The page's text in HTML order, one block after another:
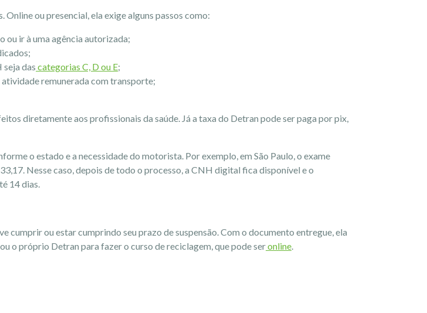
ou presencial, ela exige alguns passos como:
ou ir à uma agência autorizada;
das categorias C, D ou E;
remunerada com transporte;
diretamente aos profissionais da saúde. Já a taxa do Detran pode ser paga por pix,
o estado e a necessidade do motorista. Por exemplo, em São Paulo, o exame
Nesse caso, depois de todo o processo, a CNH digital fica disponível e o
14 dias.
cumprir ou estar cumprindo seu prazo de suspensão. Com o documento entregue, ela
o próprio Detran para fazer o curso de reciclagem, que pode seronline.